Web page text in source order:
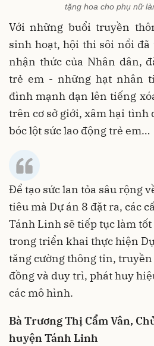
tặng hoa cho phụ nữ
Với những buổi truyền
sinh hoạt, hội thi sôi nổi đã
nhận thức của Nhân dân,
trẻ em - những hạt nhân
đình mạnh dạn lên tiếng
trên cơ sở giới, xâm hại tình
bóc lột sức lao động trẻ em…
Để tạo sức lan tỏa sâu rộng
tiêu mà Dự án 8 đặt ra, các
Tánh Linh sẽ tiếp tục làm
trong triển khai thực hiện
tăng cường thông tin,
đồng và duy trì, phát huy
các mô hình.
Bà Trương Thị Cẩm Vân,
huyện Tánh Linh